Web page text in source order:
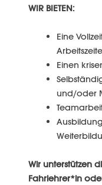
WIR BIETEN:
Eine
Einen
und/oder
Wir unterstützen
Fahrlehrer*in